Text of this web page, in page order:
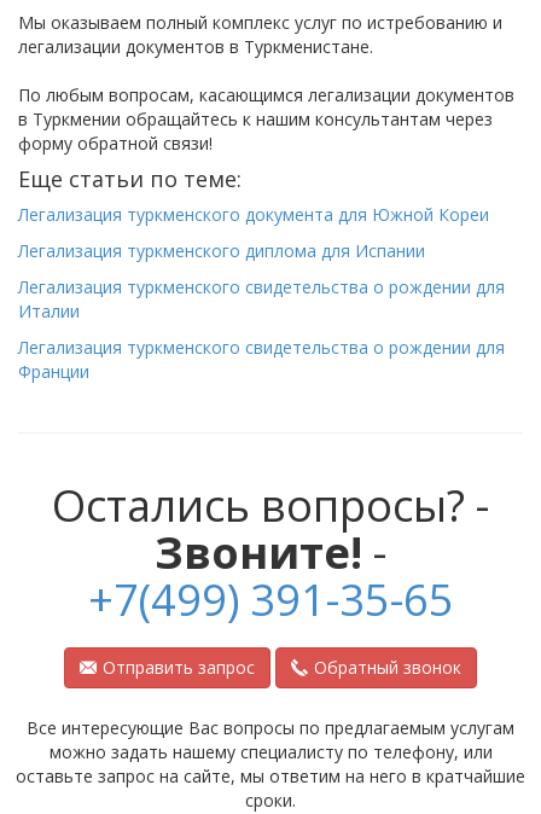
Мы оказываем полный комплекс услуг по истребованию и
легализации документов в Туркменистане.
По любым вопросам, касающимся легализации документов
в Туркмении обращайтесь к нашим консультантам через
форму обратной связи!
Еще статьи по теме:
Легализация туркменского документа для Южной Кореи
Легализация туркменского диплома для Испании
Легализация туркменского свидетельства о рождении для
Италии
Легализация туркменского свидетельства о рождении для
Франции
Остались вопросы? -
Звоните! -
+7(499) 391-35-65
Отправить запрос Обратный звонок
Все интересующие Вас вопросы по предлагаемым услугам
можно задать нашему специалисту по телефону, или
оставьте запрос на сайте, мы ответим на него в кратчайшие
сроки.